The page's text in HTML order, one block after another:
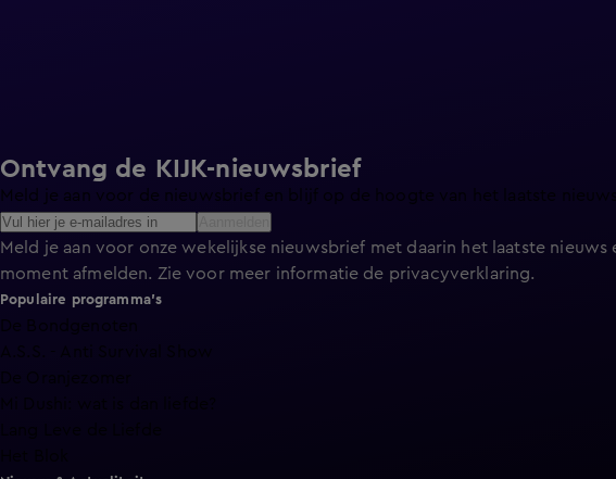
Ontvang de KIJK-nieuwsbrief
Meld je aan voor de nieuwsbrief en blijf op de hoogte van het laatste nieuws
Meld je aan voor onze wekelijkse nieuwsbrief met daarin het laatste
moment afmelden. Zie voor meer informatie de privacyverklaring.
Populaire programma's
De Bondgenoten